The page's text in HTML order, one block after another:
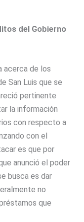
del Gobierno
acerca de los
San Luis que se
pertinente
la información
con respecto a
con el
es que por
anunció el poder
busca es dar
no
que